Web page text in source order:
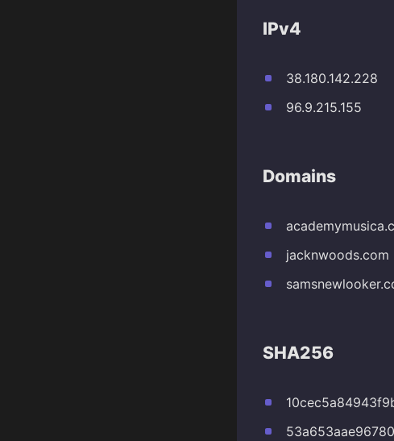
IPv4
38.180.142.228
96.9.215.155
Domains
jacknwoods.com
SHA256